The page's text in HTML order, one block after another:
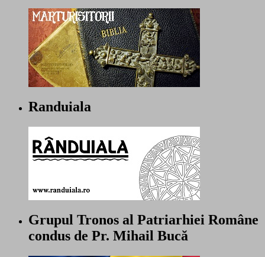
Randuiala
Grupul Tronos al Patriarhiei Române
condus de Pr. Mihail Bucă